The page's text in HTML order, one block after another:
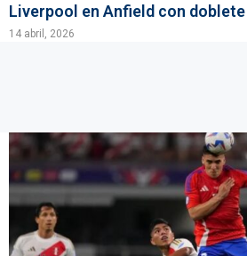
Liverpool en Anfield con doblete
14 abril, 2026